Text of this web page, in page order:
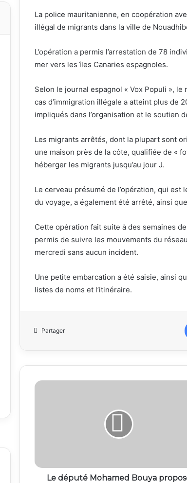
La police mauritanienne, en coopération
illégal de migrants dans la ville de
L’opération a permis l’arrestation de 78
mer vers les îles Canaries espagnoles.
Selon le journal espagnol « Vox Populi »,
cas d’immigration illégale a atteint plus de
impliqués dans l’organisation et le soutien
Les migrants arrêtés, dont la plupart sont
une maison près de la côte, qualifiée de «
héberger les migrants jusqu’au jour J.
Le cerveau présumé de l’opération, qui
du voyage, a également été arrêté, ainsi
Cette opération fait suite à des semaines
permis de suivre les mouvements du
mercredi sans aucun incident.
Une petite embarcation a été saisie, ainsi
listes de noms et l’itinéraire.
Partager
Le député Mohamed Bouya